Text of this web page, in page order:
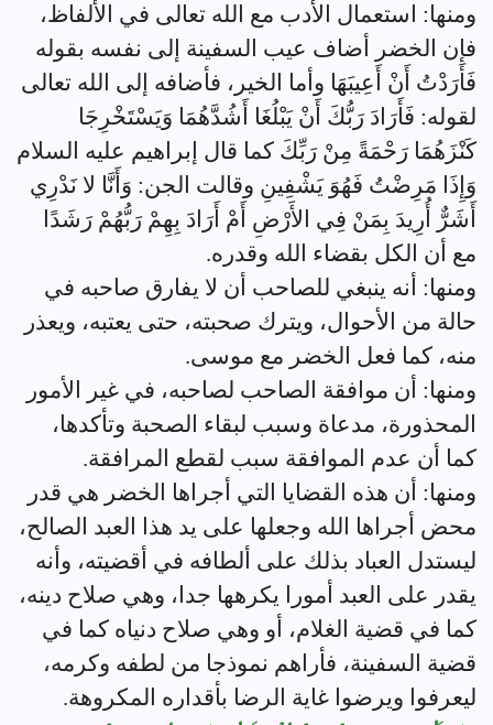
ومنها: استعمال الأدب مع الله تعالى في الألفاظ،
فإن الخضر أضاف عيب السفينة إلى نفسه بقوله
فَأَرَدْتُ أَنْ أَعِيبَهَا وأما الخير، فأضافه إلى الله تعالى
لقوله: فَأَرَادَ رَبُّكَ أَنْ يَبْلُغَا أَشُدَّهُمَا وَيَسْتَخْرِجَا
كَنْزَهُمَا رَحْمَةً مِنْ رَبِّكَ كما قال إبراهيم عليه السلام
وَإِذَا مَرِضْتُ فَهُوَ يَشْفِينِ وقالت الجن: وَأَنَّا لا نَدْرِي
أَشَرٌّ أُرِيدَ بِمَنْ فِي الأَرْضِ أَمْ أَرَادَ بِهِمْ رَبُّهُمْ رَشَدًا
مع أن الكل بقضاء الله وقدره.
ومنها: أنه ينبغي للصاحب أن لا يفارق صاحبه في
حالة من الأحوال، ويترك صحبته، حتى يعتبه، ويعذر
منه، كما فعل الخضر مع موسى.
ومنها: أن موافقة الصاحب لصاحبه، في غير الأمور
المحذورة، مدعاة وسبب لبقاء الصحبة وتأكدها،
كما أن عدم الموافقة سبب لقطع المرافقة.
ومنها: أن هذه القضايا التي أجراها الخضر هي قدر
محض أجراها الله وجعلها على يد هذا العبد الصالح،
ليستدل العباد بذلك على ألطافه في أقضيته، وأنه
يقدر على العبد أمورا يكرهها جدا، وهي صلاح دينه،
كما في قضية الغلام، أو وهي صلاح دنياه كما في
قضية السفينة، فأراهم نموذجا من لطفه وكرمه،
ليعرفوا ويرضوا غاية الرضا بأقداره المكروهة.